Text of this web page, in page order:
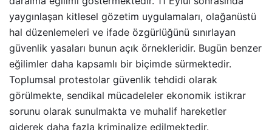
yaygınlaşan kitlesel gözetim uygulamaları, olağanüstü
hal düzenlemeleri ve ifade özgürlüğünü sınırlayan
güvenlik yasaları bunun açık örnekleridir. Bugün benzer
eğilimler daha kapsamlı bir biçimde sürmektedir.
Toplumsal protestolar güvenlik tehdidi olarak
görülmekte, sendikal mücadeleler ekonomik istikrar
sorunu olarak sunulmakta ve muhalif hareketler
giderek daha fazla kriminalize edilmektedir.